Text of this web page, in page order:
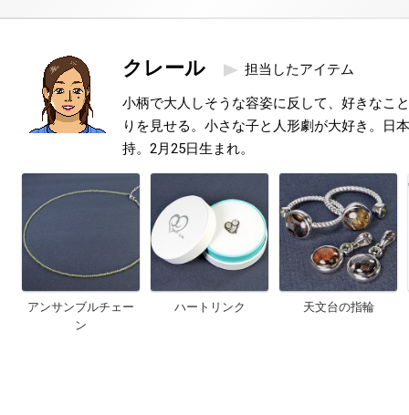
クレール 担当したアイテム
小柄で大人しそうな容姿に反して、好きなこ
りを見せる。小さな子と人形劇が大好き。日
持。2月25日生まれ。
アンサンブルチェー
ン
ハートリンク 天文台の指輪